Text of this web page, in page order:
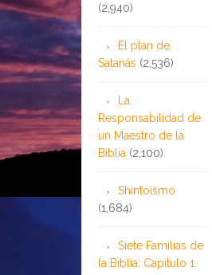
(2,940)
El plan de
Satanás (2,536)
La
Responsabilidad de
un Maestro de la
Biblia (2,100)
Shintoísmo
(1,684)
Siete Familias de
la Biblia: Capítulo 1